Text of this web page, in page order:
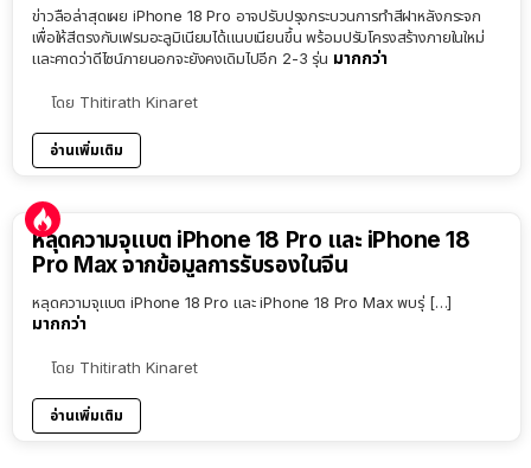
ข่าวลือล่าสุดเผย iPhone 18 Pro อาจปรับปรุงกระบวนการทำสีฝาหลังกระจก
เพื่อให้สีตรงกับเฟรมอะลูมิเนียมได้แนบเนียนขึ้น พร้อมปรับโครงสร้างภายในใหม่
และคาดว่าดีไซน์ภายนอกจะยังคงเดิมไปอีก 2-3 รุ่น มากกว่า
โดย Thitirath Kinaret
อ่านเพิ่มเติม
หลุดความจุแบต iPhone 18 Pro และ iPhone 18
Pro Max จากข้อมูลการรับรองในจีน
หลุดความจุแบต iPhone 18 Pro และ iPhone 18 Pro Max พบรุ่ […]
มากกว่า
โดย Thitirath Kinaret
อ่านเพิ่มเติม